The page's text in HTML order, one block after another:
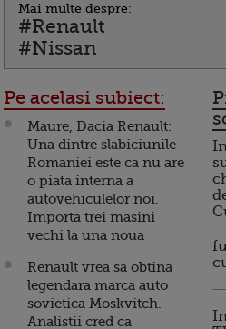
Mai multe despre:
#Renault
#Nissan
Pe acelasi subiect:
Maure, Dacia Renault:
Una dintre slabiciunile
Romaniei este ca nu are
o piata interna a
autovehiculelor noi.
Importa trei masini
vechi la una noua
Renault vrea sa obtina
legendara marca auto
sovietica Moskvitch.
Analistii cred ca